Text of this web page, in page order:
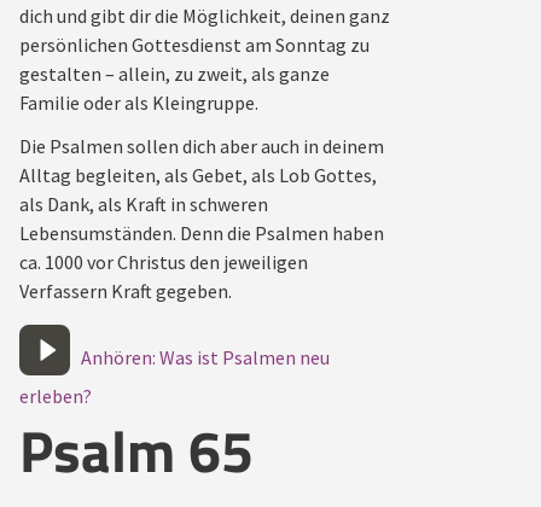
dich und gibt dir die Möglichkeit, deinen ganz
persönlichen Gottesdienst am Sonntag zu
gestalten – allein, zu zweit, als ganze
Familie oder als Kleingruppe.
Die Psalmen sollen dich aber auch in deinem
Alltag begleiten, als Gebet, als Lob Gottes,
als Dank, als Kraft in schweren
Lebensumständen. Denn die Psalmen haben
ca. 1000 vor Christus den jeweiligen
Verfassern Kraft gegeben.
Anhören: Was ist Psalmen neu
erleben?
Psalm 65